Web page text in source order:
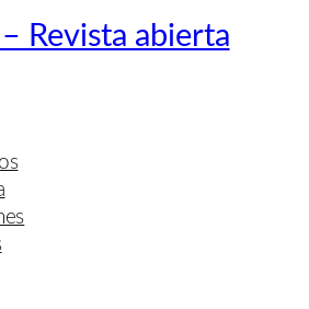
Revista abierta